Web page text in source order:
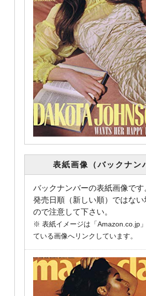
表紙画像（バックナン
バックナンバーの表紙画像です
発売日順（新しい順）ではない
ので注意して下さい。
※ 表紙イメージは「Amazon.co.jp
ている画像へリンクしています。